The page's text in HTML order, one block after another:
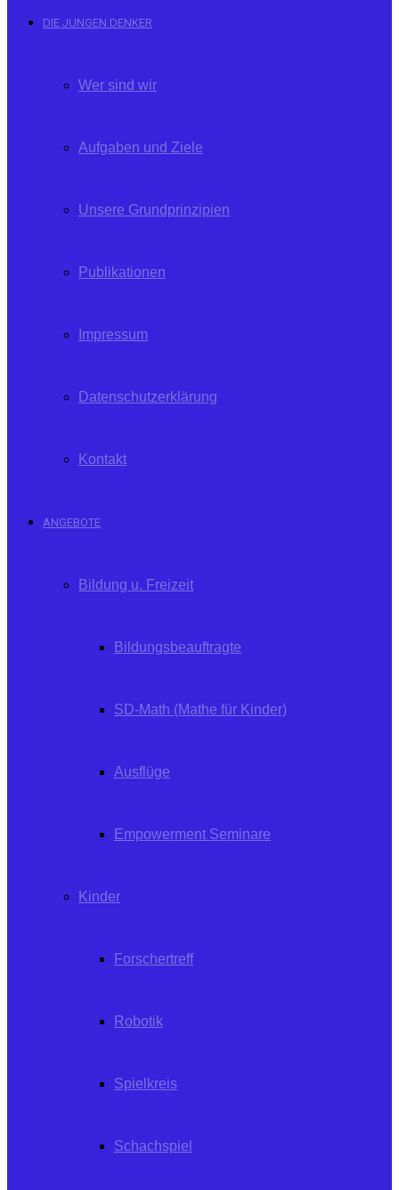
DIE JUNGEN DENKER
Wer sind wir
Aufgaben und Ziele
Unsere Grundprinzipien
Publikationen
Impressum
Datenschutzerklärung
Kontakt
ANGEBOTE
Bildung u. Freizeit
Bildungsbeauftragte
SD-Math (Mathe für Kinder)
Ausflüge
Empowerment Seminare
Kinder
Forschertreff
Robotik
Spielkreis
Schachspiel